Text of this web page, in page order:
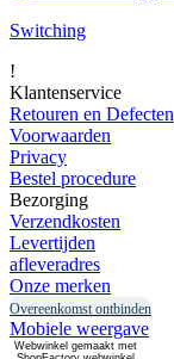
Switching
!
Klantenservice
Retouren en Defecten
Voorwaarden
Privacy
Bestel procedure
Bezorging
Verzendkosten
Levertijden
afleveradres
Onze merken
Overeenkomst ontbinden
Mobiele weergave
Webwinkel gemaakt met